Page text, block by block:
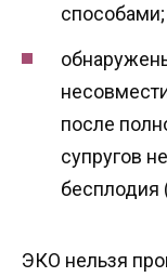
способами;
после
супругов
бесплодия
ЭКО нельзя